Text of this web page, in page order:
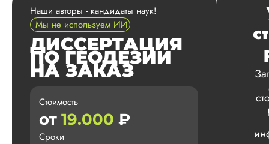
Наши авторы - кандидаты наук!
Мы не используем ИИ
ДИССЕРТАЦИЯ
ПО ГЕОДЕЗИИ
НА ЗАКАЗ
Стоимость
от 19.000 ₽
Сроки